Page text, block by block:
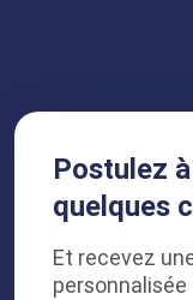
Postulez
quelques
Et recevez
personnalisée